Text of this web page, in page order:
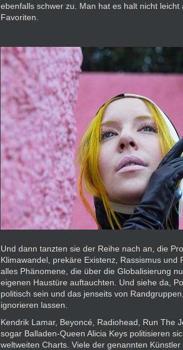
ebenfalls schwer zu. Man hat es halt nicht leicht
Favoriten.
Und dann tanzten sie der Reihe nach an, die
Klimawandel, prekäre Existenz, Rassismus und
alles Phänomene, die über die Globalisierung
eigenen Haustüre auftauchten. Und siehe da,
politisch sein und das jenseits von
ignorieren lassen.
Kendrik Lamar, Beyoncé, Radiohead, Run The
sogar Balladen-Queen Alicia Keys politisieren
weltweiten Charts. Viele der genannten